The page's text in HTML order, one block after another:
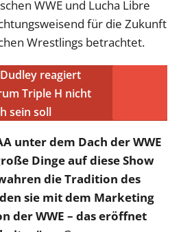
WWE und Lucha Libre
für die Zukunft
Wrestlings betrachtet.
reagiert
Triple H nicht
sein soll
unter dem Dach der WWE
Dinge auf diese Show
die Tradition des
sie mit dem Marketing
der WWE – das eröffnet